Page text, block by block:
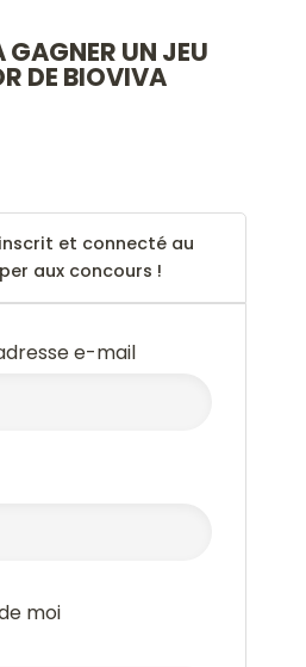
GAGNER UN JEU
DE BIOVIVA
et connecté au
aux concours !
e-mail
moi